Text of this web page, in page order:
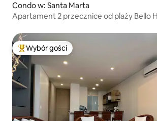
Condo w: Santa Marta
Apartament 2 przecznice od plaży Bello
Najpopularniejsze z kategorii Wybór gości
Wybór gości